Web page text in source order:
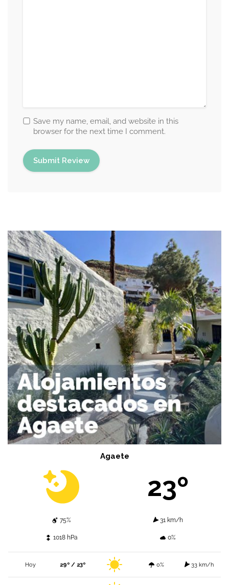
Save my name, email, and website in this
browser for the next time I comment.
Agaete
23º
75% 31 km/h
1018 hPa 0%
Hoy 29º / 23º 0% 33 km/h